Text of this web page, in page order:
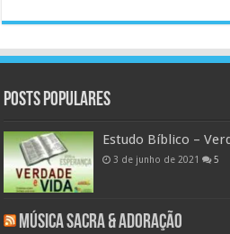
Posts populares
Estudo Bíblico –
3 de junho de 2021 5
Música Sacra & Adoração